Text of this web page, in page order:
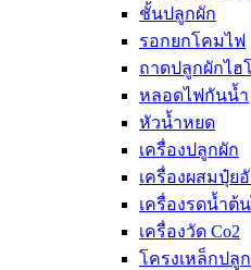
ชั้นปลูกผัก
รอกยกโคมไฟ
ถาดปลูกผักไฮ
หลอดไฟกันน้ำ
หัวน้ำหยด
เครื่องปลูกผัก
เครื่องผสมปุ๋ย
เครื่องรดน้ำต้
เครื่องวัด Co2
โครงเหล็กปลู